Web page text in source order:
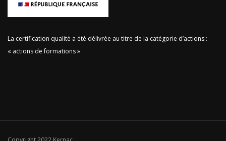
La certification qualité a été délivrée au titre de la catégorie d’actions :
« actions de formations »